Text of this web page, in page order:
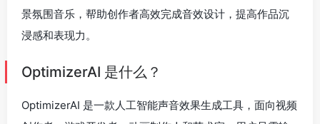
景氛围音乐，帮助创作者高效完成音效设计，提高作品沉
浸感和表现力。
OptimizerAI 是什么？
OptimizerAI 是一款人工智能声音效果生成工具，面向视频